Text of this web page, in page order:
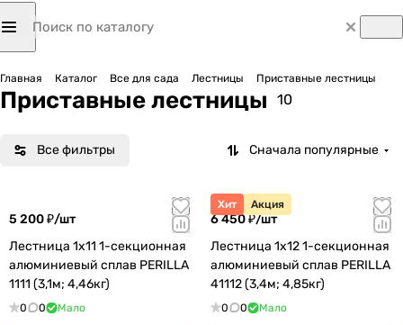
Главная Каталог Все для сада Лестницы Приставные лестницы
Приставные лестницы 10
Все фильтры Сначала популярные
5 200 ₽/шт
Лестница 1х11 1-секционная
алюминиевый сплав PERILLA
1111 (3,1м; 4,46кг)
0 0 Мало
Хит Акция
6 450 ₽/шт
Лестница 1х12 1-секционная
алюминиевый сплав PERILLA
41112 (3,4м; 4,85кг)
0 0 Мало